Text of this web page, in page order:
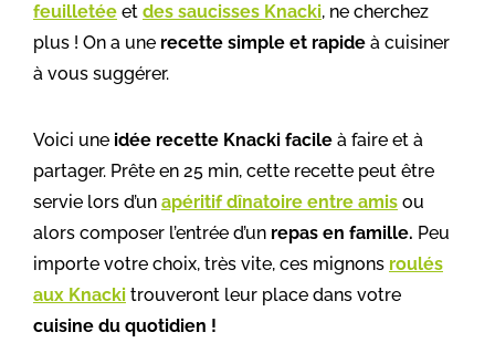
feuilletée et des saucisses Knacki, ne cherchez
plus ! On a une recette simple et rapide à cuisiner
à vous suggérer.
Voici une idée recette Knacki facile à faire et à
partager. Prête en 25 min, cette recette peut être
servie lors d’un apéritif dînatoire entre amis ou
alors composer l’entrée d’un repas en famille. Peu
importe votre choix, très vite, ces mignons roulés
aux Knacki trouveront leur place dans votre
cuisine du quotidien !